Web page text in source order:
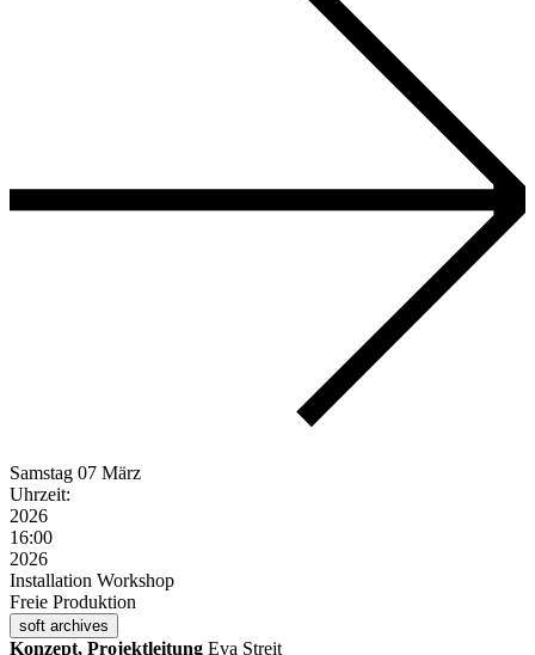
Samstag 07 März
Uhrzeit:
2026
16:00
2026
Installation Workshop
Freie Produktion
soft archives
Konzept, Projektleitung Eva Streit